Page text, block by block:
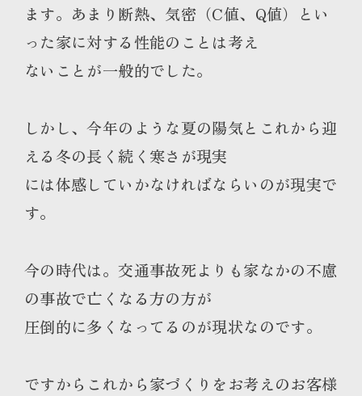
ます。あまり断熱、気密（C値、Q値）とい
った家に対する性能のことは考え
ないことが一般的でした。
しかし、今年のような夏の陽気とこれから迎
える冬の長く続く寒さが現実
には体感していかなければならいのが現実で
す。
今の時代は。交通事故死よりも家なかの不慮
の事故で亡くなる方の方が
圧倒的に多くなってるのが現状なのです。
ですからこれから家づくりをお考えのお客様